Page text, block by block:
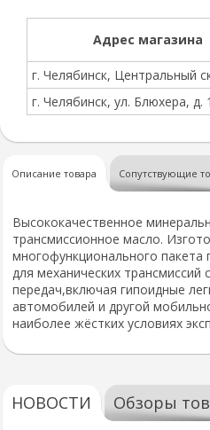
Адрес магазина
г. Челябинск, Центральный
г. Челябинск, ул. Блюхера, д.
Описание товара Сопутствующие
Высококачественное
трансмиссионное масло.
многофункционального пакета
для механических
передач,включая гипоидные
автомобилей и другой
наиболее жёстких условиях
НОВОСТИ Обзоры